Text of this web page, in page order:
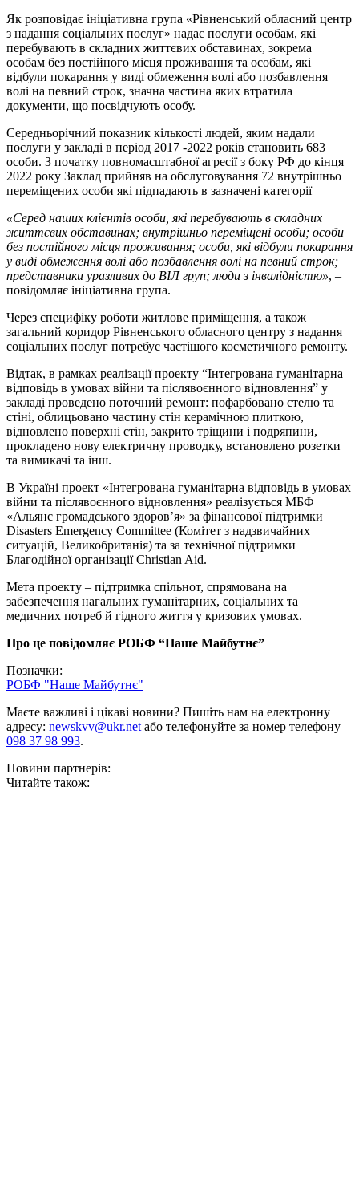
Як розповідає ініціативна група «Рівненський обласний центр
з надання соціальних послуг» надає послуги особам, які
перебувають в складних життєвих обставинах, зокрема
особам без постійного місця проживання та особам, які
відбули покарання у виді обмеження волі або позбавлення
волі на певний строк, значна частина яких втратила
документи, що посвідчують особу.
Середньорічний показник кількості людей, яким надали
послуги у закладі в період 2017 -2022 років становить 683
особи. З початку повномасштабної агресії з боку РФ до кінця
2022 року Заклад прийняв на обслуговування 72 внутрішньо
переміщених особи які підпадають в зазначені категорії
«Серед наших клієнтів особи, які перебувають в складних
життєвих обставинах; внутрішньо переміщені особи; особи
без постійного місця проживання; особи, які відбули покарання
у виді обмеження волі або позбавлення волі на певний строк;
представники уразливих до ВІЛ груп; люди з інвалідністю», –
повідомляє ініціативна група.
Через специфіку роботи житлове приміщення, а також
загальний коридор Рівненського обласного центру з надання
соціальних послуг потребує частішого косметичного ремонту.
Відтак, в рамках реалізації проекту “Інтегрована гуманітарна
відповідь в умовах війни та післявоєнного відновлення” у
закладі проведено поточний ремонт: пофарбовано стелю та
стіні, облицьовано частину стін керамічною плиткою,
відновлено поверхні стін, закрито тріщини і подряпини,
прокладено нову електричну проводку, встановлено розетки
та вимикачі та інш.
В Україні проект «Інтегрована гуманітарна відповідь в умовах
війни та післявоєнного відновлення» реалізується МБФ
«Альянс громадського здоров’я» за фінансової підтримки
Disasters Emergency Committee (Комітет з надзвичайних
ситуацій, Великобританія) та за технічної підтримки
Благодійної організації Christian Aid.
Мета проекту – підтримка спільнот, спрямована на
забезпечення нагальних гуманітарних, соціальних та
медичних потреб й гідного життя у кризових умовах.
Про це повідомляє РОБФ “Наше Майбутнє”
Позначки:
РОБФ "Наше Майбутнє"
Маєте важливі і цікаві новини? Пишіть нам на електронну
адресу: newskvv@ukr.netабо телефонуйте за номер телефону
098 37 98 993.
Новини партнерів:
Читайте також: